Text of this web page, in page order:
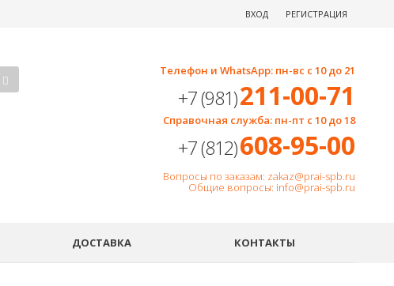
ВХОД РЕГИСТРАЦИЯ
Телефон и WhatsApp: пн-вс с 10 до 21
+7 (981)211-00-71
Справочная служба: пн-пт с 10 до 18
+7 (812)608-95-00
Вопросы по заказам: zakaz@prai-spb.ru
Общие вопросы: info@prai-spb.ru
ДОСТАВКА КОНТАКТЫ